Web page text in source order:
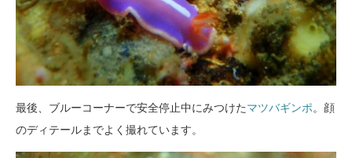
最後、ブルーコーナーで安全停止中にみつけたマツバギンポ。顔
のディテールまでよく撮れています。